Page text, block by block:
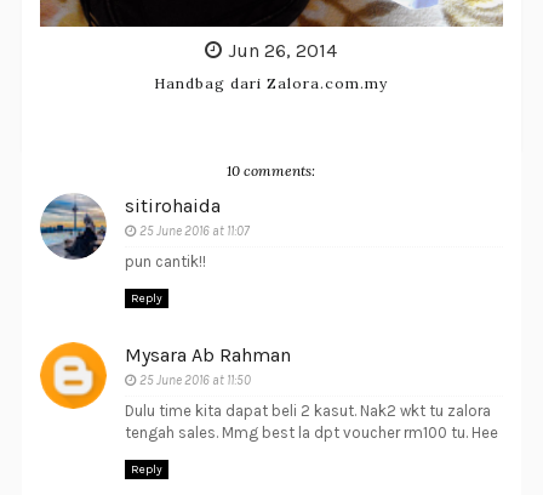
Jun 26, 2014
Handbag dari Zalora.com.my
10 comments:
sitirohaida
25 June 2016 at 11:07
pun cantik!!
Reply
Mysara Ab Rahman
25 June 2016 at 11:50
Dulu time kita dapat beli 2 kasut. Nak2 wkt tu zalora
tengah sales. Mmg best la dpt voucher rm100 tu. Hee
Reply